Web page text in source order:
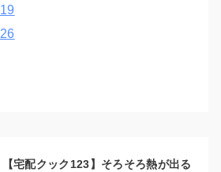
19
26
【宅配クック123】そろそろ熱が出る